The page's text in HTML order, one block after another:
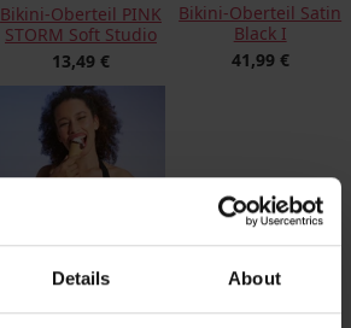
Details About
Bikini-Oberteil PINK
STORM Soft Studio
13,49 €
Bikini-Oberteil Satin
Black I
41,99 €